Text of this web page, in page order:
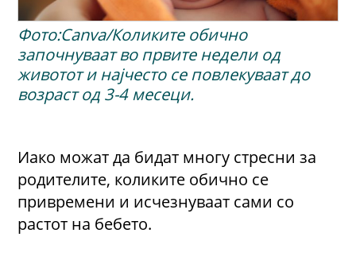
Фото:Canva/Коликите обично
започнуваат во првите недели од
животот и најчесто се повлекуваат до
возраст од 3-4 месеци.
Иако можат да бидат многу стресни за
родителите, коликите обично се
привремени и исчезнуваат сами со
растот на бебето.